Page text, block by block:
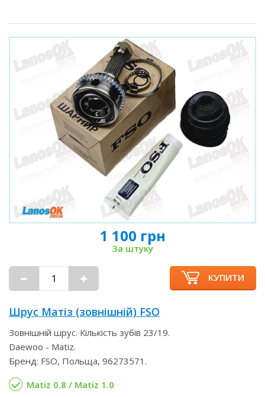
1 100 грн
За штуку
КУПИТИ
Шрус Матіз (зовнішній) FSO
Зовнішній шрус. Кількість зубів 23/19.
Daewoo - Matiz.
Бренд: FSO, Польща, 96273571.
Matiz 0.8 / Matiz 1.0